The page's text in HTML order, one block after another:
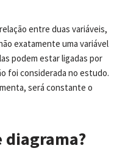
entre duas variáveis,
exatamente uma variável
podem estar ligadas por
foi considerada no estudo.
será constante o
diagrama?